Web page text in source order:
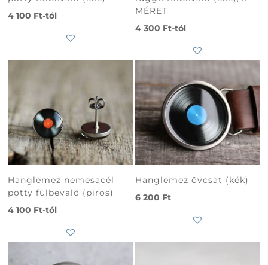
4 100 Ft-tól
MÉRET
4 300 Ft-tól
Hanglemez nemesacél
pötty fülbevaló (piros)
4 100 Ft-tól
Hanglemez övcsat (kék)
6 200 Ft